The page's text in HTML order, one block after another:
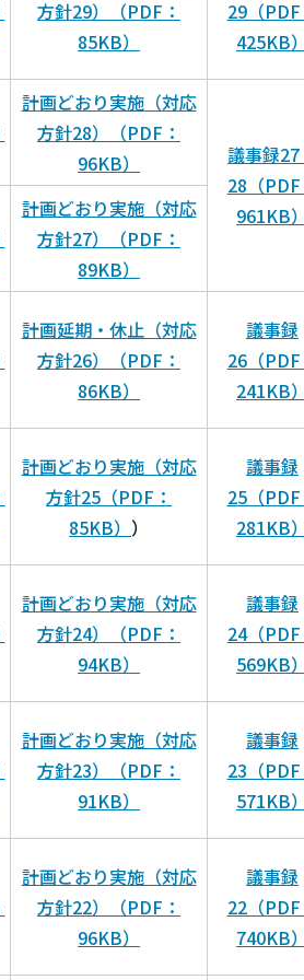
方針29）（PDF：
85KB）
29（PDF
425KB）
計画どおり実施（対応
方針28）（PDF：
96KB）
議事録27
28（PDF
961KB）
計画どおり実施（対応
方針27）（PDF：
89KB）
計画延期・休止（対応
方針26）（PDF：
86KB）
議事録
26（PDF
241KB）
計画どおり実施（対応
方針25（PDF：
85KB） ）
議事録
25（PDF
281KB）
計画どおり実施（対応
方針24）（PDF：
94KB）
議事録
24（PDF
569KB）
計画どおり実施（対応
方針23）（PDF：
91KB）
議事録
23（PDF
571KB）
計画どおり実施（対応
方針22）（PDF：
96KB）
議事録
22（PDF
740KB）